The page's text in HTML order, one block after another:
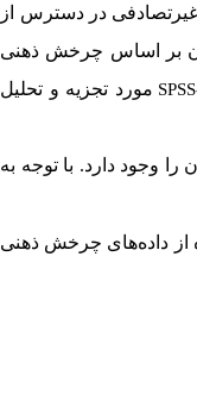
غیرتصادفی در دسترس از
بر اساس چرخش ذهنی
مورد تجزیه و تحلیل
وجود دارد. با توجه به
از دادههای چرخش ذهنی